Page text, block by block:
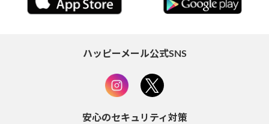
ハッピーメール公式SNS
安心のセキュリティ対策